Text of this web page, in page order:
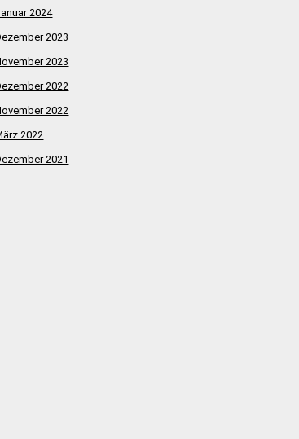
2024
2023
2023
2022
2022
2022
2021